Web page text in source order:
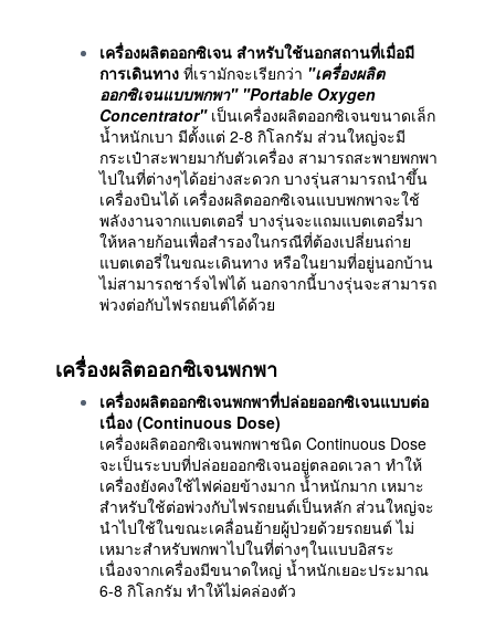
เครื่องผลิตออกซิเจน สำหรับใช้นอกสถานที่เมื่อมี
การเดินทาง ที่เรามักจะเรียกว่า "เครื่องผลิต
ออกซิเจนแบบพกพา" "Portable Oxygen
Concentrator"เป็นเครื่องผลิตออกซิเจนขนาดเล็ก
น้ำหนักเบา มีตั้งแต่ 2-8 กิโลกรัม ส่วนใหญ่จะมี
กระเป๋าสะพายมากับตัวเครื่อง สามารถสะพายพกพา
ไปในที่ต่างๆได้อย่างสะดวก บางรุ่นสามารถนำขึ้น
เครื่องบินได้ เครื่องผลิตออกซิเจนแบบพกพาจะใช้
พลังงานจากแบตเตอรี่ บางรุ่นจะแถมแบตเตอรี่มา
ให้หลายก้อนเพื่อสำรองในกรณีที่ต้องเปลี่ยนถ่าย
แบตเตอรี่ในขณะเดินทาง หรือในยามที่อยู่นอกบ้าน
ไม่สามารถชาร์จไฟได้ นอกจากนี้บางรุ่นจะสามารถ
พ่วงต่อกับไฟรถยนต์ได้ด้วย
เครื่องผลิตออกซิเจนพกพา
เครื่องผลิตออกซิเจนพกพาที่ปล่อยออกซิเจนแบบต่อ
เนื่อง (Continuous Dose)
เครื่องผลิตออกซิเจนพกพาชนิด Continuous Dose
จะเป็นระบบที่ปล่อยออกซิเจนอยู่ตลอดเวลา ทำให้
เครื่องยังคงใช้ไฟค่อยข้างมาก น้ำหนักมาก เหมาะ
สำหรับใช้ต่อพ่วงกับไฟรถยนต์เป็นหลัก ส่วนใหญ่จะ
นำไปใช้ในขณะเคลื่อนย้ายผู้ป่วยด้วยรถยนต์ ไม่
เหมาะสำหรับพกพาไปในที่ต่างๆในแบบอิสระ
เนื่องจากเครื่องมีขนาดใหญ่ น้ำหนักเยอะประมาณ
6-8 กิโลกรัม ทำให้ไม่คล่องตัว